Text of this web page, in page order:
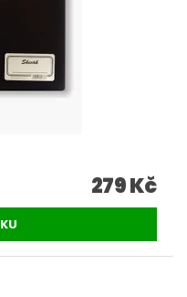
279 Kč